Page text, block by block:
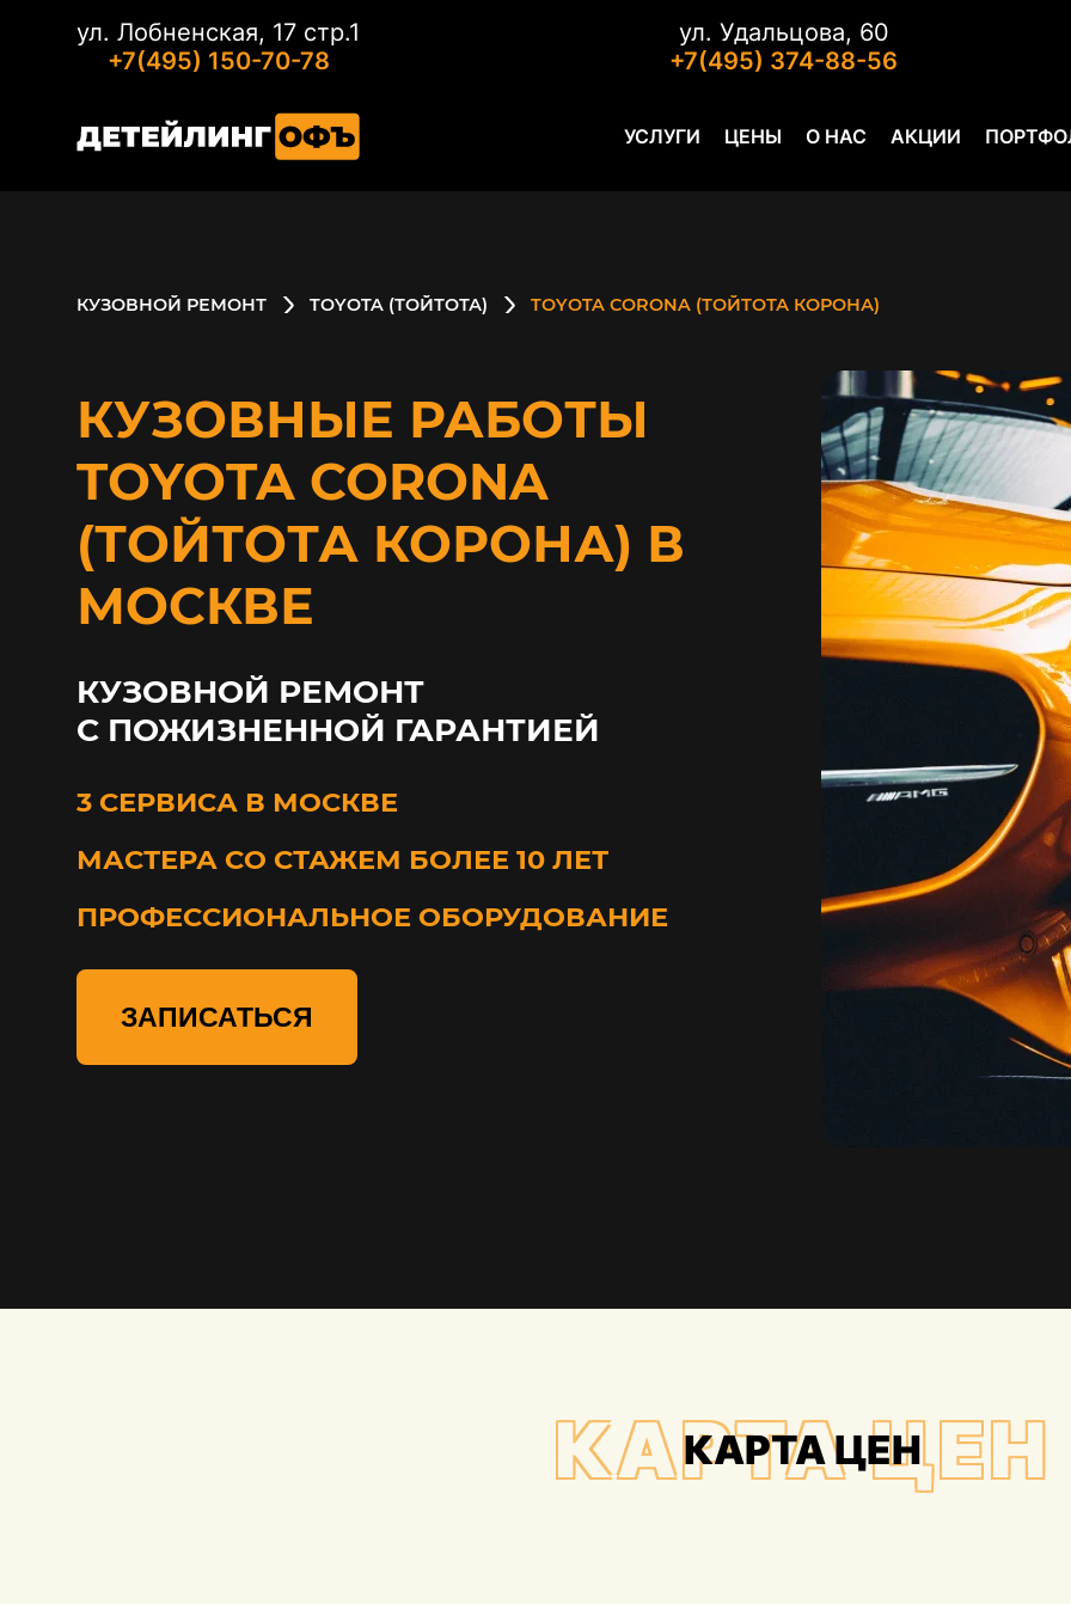
ул. Лобненская, 17 стр.1
+7(495) 150-70-78
ул. Удальцова, 60
+7(495) 374-88-56
УСЛУГИ ЦЕНЫ О НАС АКЦИИ
КУЗОВНОЙ РЕМОНТ TOYOTA (ТОЙТОТА) TOYOTA CORONA (ТОЙТОТА КОРОНА)
КУЗОВНЫЕ РАБОТЫ
TOYOTA CORONA
(ТОЙТОТА КОРОНА) В
МОСКВЕ
КУЗОВНОЙ РЕМОНТ
С ПОЖИЗНЕННОЙ ГАРАНТИЕЙ
3 СЕРВИСА В МОСКВЕ
МАСТЕРА СО СТАЖЕМ БОЛЕЕ 10 ЛЕТ
ПРОФЕССИОНАЛЬНОЕ ОБОРУДОВАНИЕ
ЗАПИСАТЬСЯ
КАРТА ЦЕН
КАРТА ЦЕН